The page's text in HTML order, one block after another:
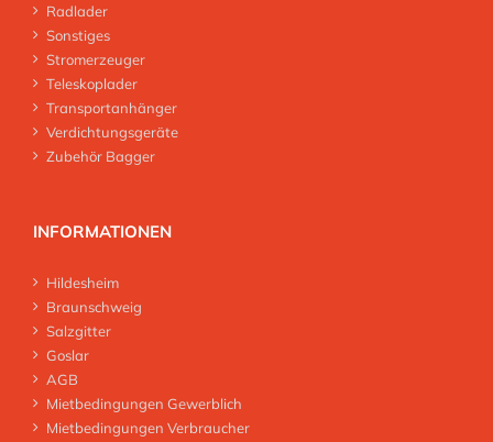
Radlader
Sonstiges
Stromerzeuger
Teleskoplader
Transportanhänger
Verdichtungsgeräte
Zubehör Bagger
INFORMATIONEN
Hildesheim
Braunschweig
Salzgitter
Goslar
AGB
Mietbedingungen Gewerblich
Mietbedingungen Verbraucher